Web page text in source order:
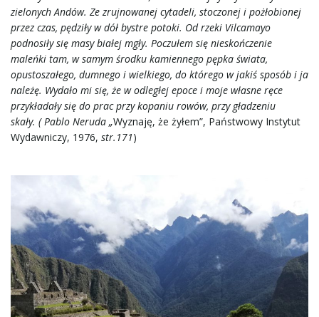
ę
zielonych Andów. Ze zrujnowanej cytadeli, stoczonej i pożłobionej
przez czas, pędziły w dół bystre potoki. Od rzeki Vilcamayo
podnosiły się masy białej mgły. Poczułem się nieskończenie
maleńki tam, w samym środku kamiennego pępka świata,
opustoszałego, dumnego i wielkiego, do którego w jakiś sposób i ja
należę. Wydało mi się, że w odległej epoce i moje własne ręce
przykładały się do prac przy kopaniu rowów, przy gładzeniu
skały. ( Pablo Neruda „Wyznaję, że żyłem”, Państwowy Instytut
Wydawniczy, 1976, str.171)